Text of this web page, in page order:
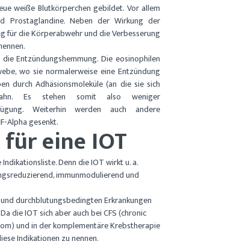
weiße Blutkörperchen gebildet. Vor allem
Prostaglandine. Neben der Wirkung der
für die Körperabwehr und die Verbesserung
Entzündungshemmung. Die eosinophilen
wo sie normalerweise eine Entzündung
durch Adhäsionsmoleküle (an die sie sich
Es stehen somit also weniger
Weiterhin werden auch andere
Alpha gesenkt.
eine IOT
Denn die IOT wirkt u. a.
immunmodulierend und
durchblutungsbedingten Erkrankungen
die IOT sich aber auch bei CFS (chronic
und in der komplementäre Krebstherapie
Indikationen zu nennen.